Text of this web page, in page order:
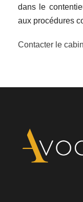
dans le
aux procédures
Contacter le